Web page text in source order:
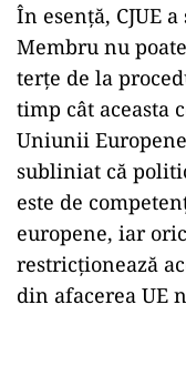
În esență, CJUE
Membru nu
terțe de la
timp cât aceasta
Uniunii
subliniat că
este de
europene, iar
restricționează
din afacerea UE